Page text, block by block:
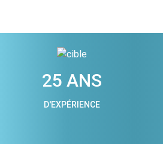
25 ANS
D'EXPÉRIENCE